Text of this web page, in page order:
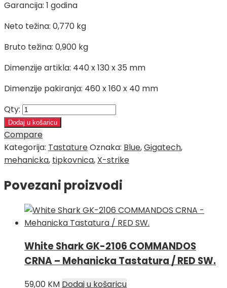
Garancija: 1 godina
Neto težina: 0,770 kg
Bruto težina: 0,900 kg
Dimenzije artikla: 440 x 130 x 35 mm
Dimenzije pakiranja: 460 x 160 x 40 mm
Qty:
Dodaj u košaricu
Compare
Kategorija: TastatureOznaka: Blue,Gigatech,
mehanicka, tipkovnica, X-strike
Povezani proizvodi
White Shark GK-2106 COMMANDOS
CRNA – Mehanicka Tastatura / RED SW.
59,00 KM Dodaj u košaricu